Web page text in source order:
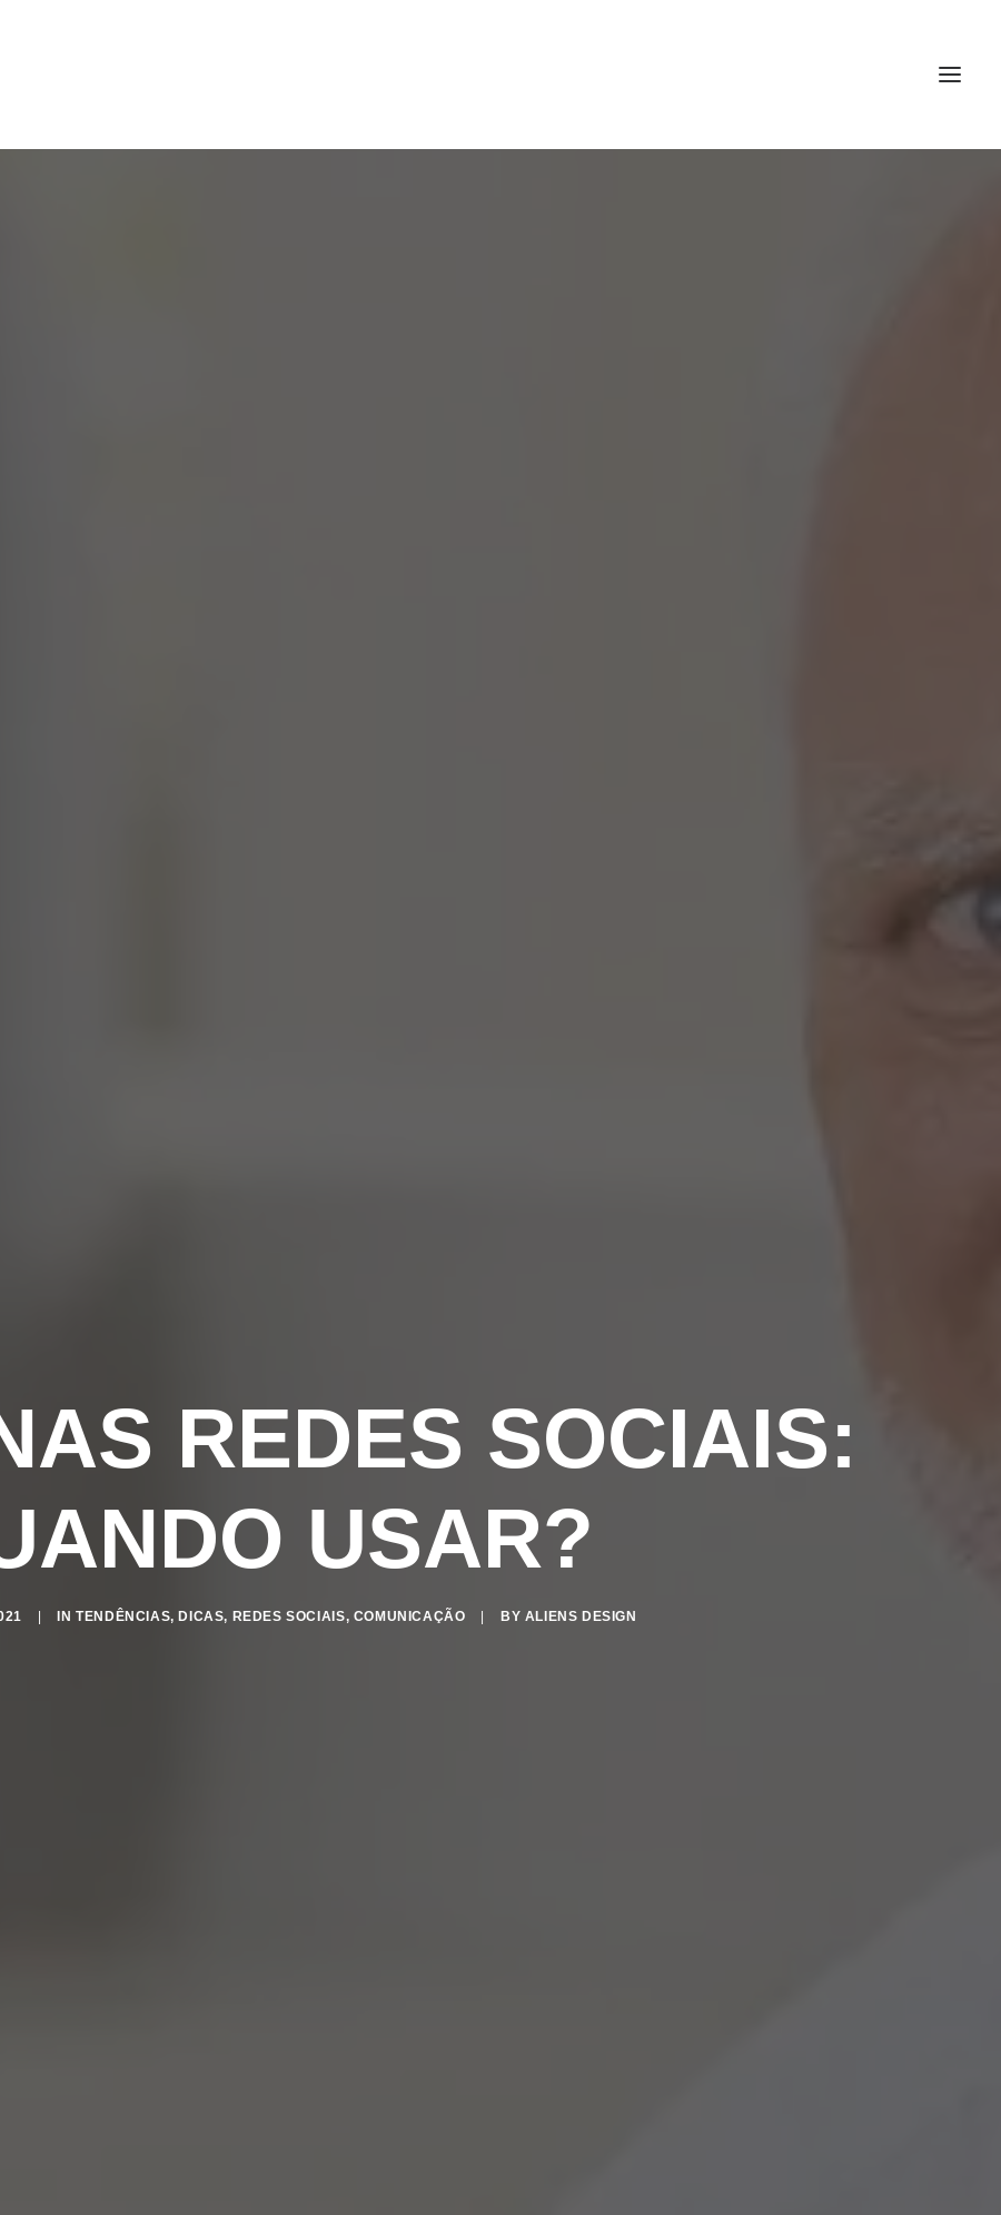
REDES SOCIAIS:
USAR?
INTENDÊNCIAS, DICAS, REDES SOCIAIS, COMUNICAÇÃO BY ALIENS DESIGN